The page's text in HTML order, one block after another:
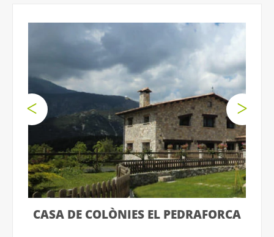
CASA DE COLÒNIES EL PEDRAFORCA